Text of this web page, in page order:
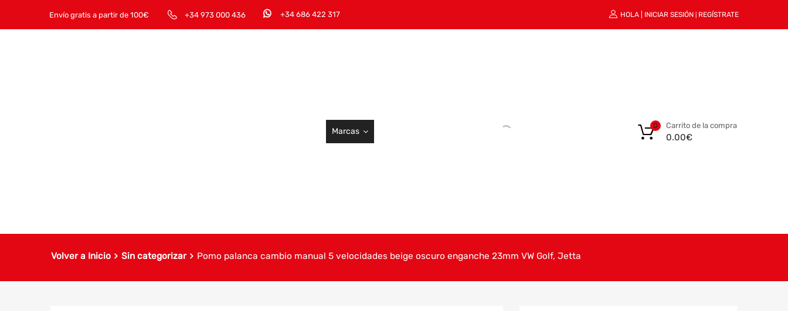
Envío gratis a partir de 100€ +34 973 000 436 +34 686 422 317 HOLA | INICIAR SESIÓN REGÍSTRATE
Marcas
Carrito de la compra
0.00€
0
Volver a Inicio Sin categorizar Pomo palanca cambio manual 5 velocidades beige oscuro enganche 23mm VW Golf, Jetta